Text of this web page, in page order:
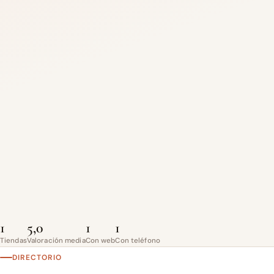
1
Tiendas
5,0
Valoración media
1
Con web
1
Con teléfono
DIRECTORIO